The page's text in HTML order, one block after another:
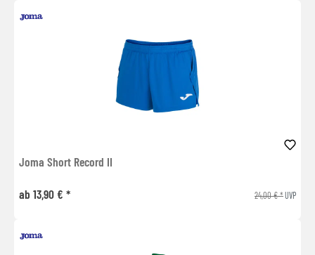
Joma Short Record II
ab 13,90 € * 24,00 € *UVP